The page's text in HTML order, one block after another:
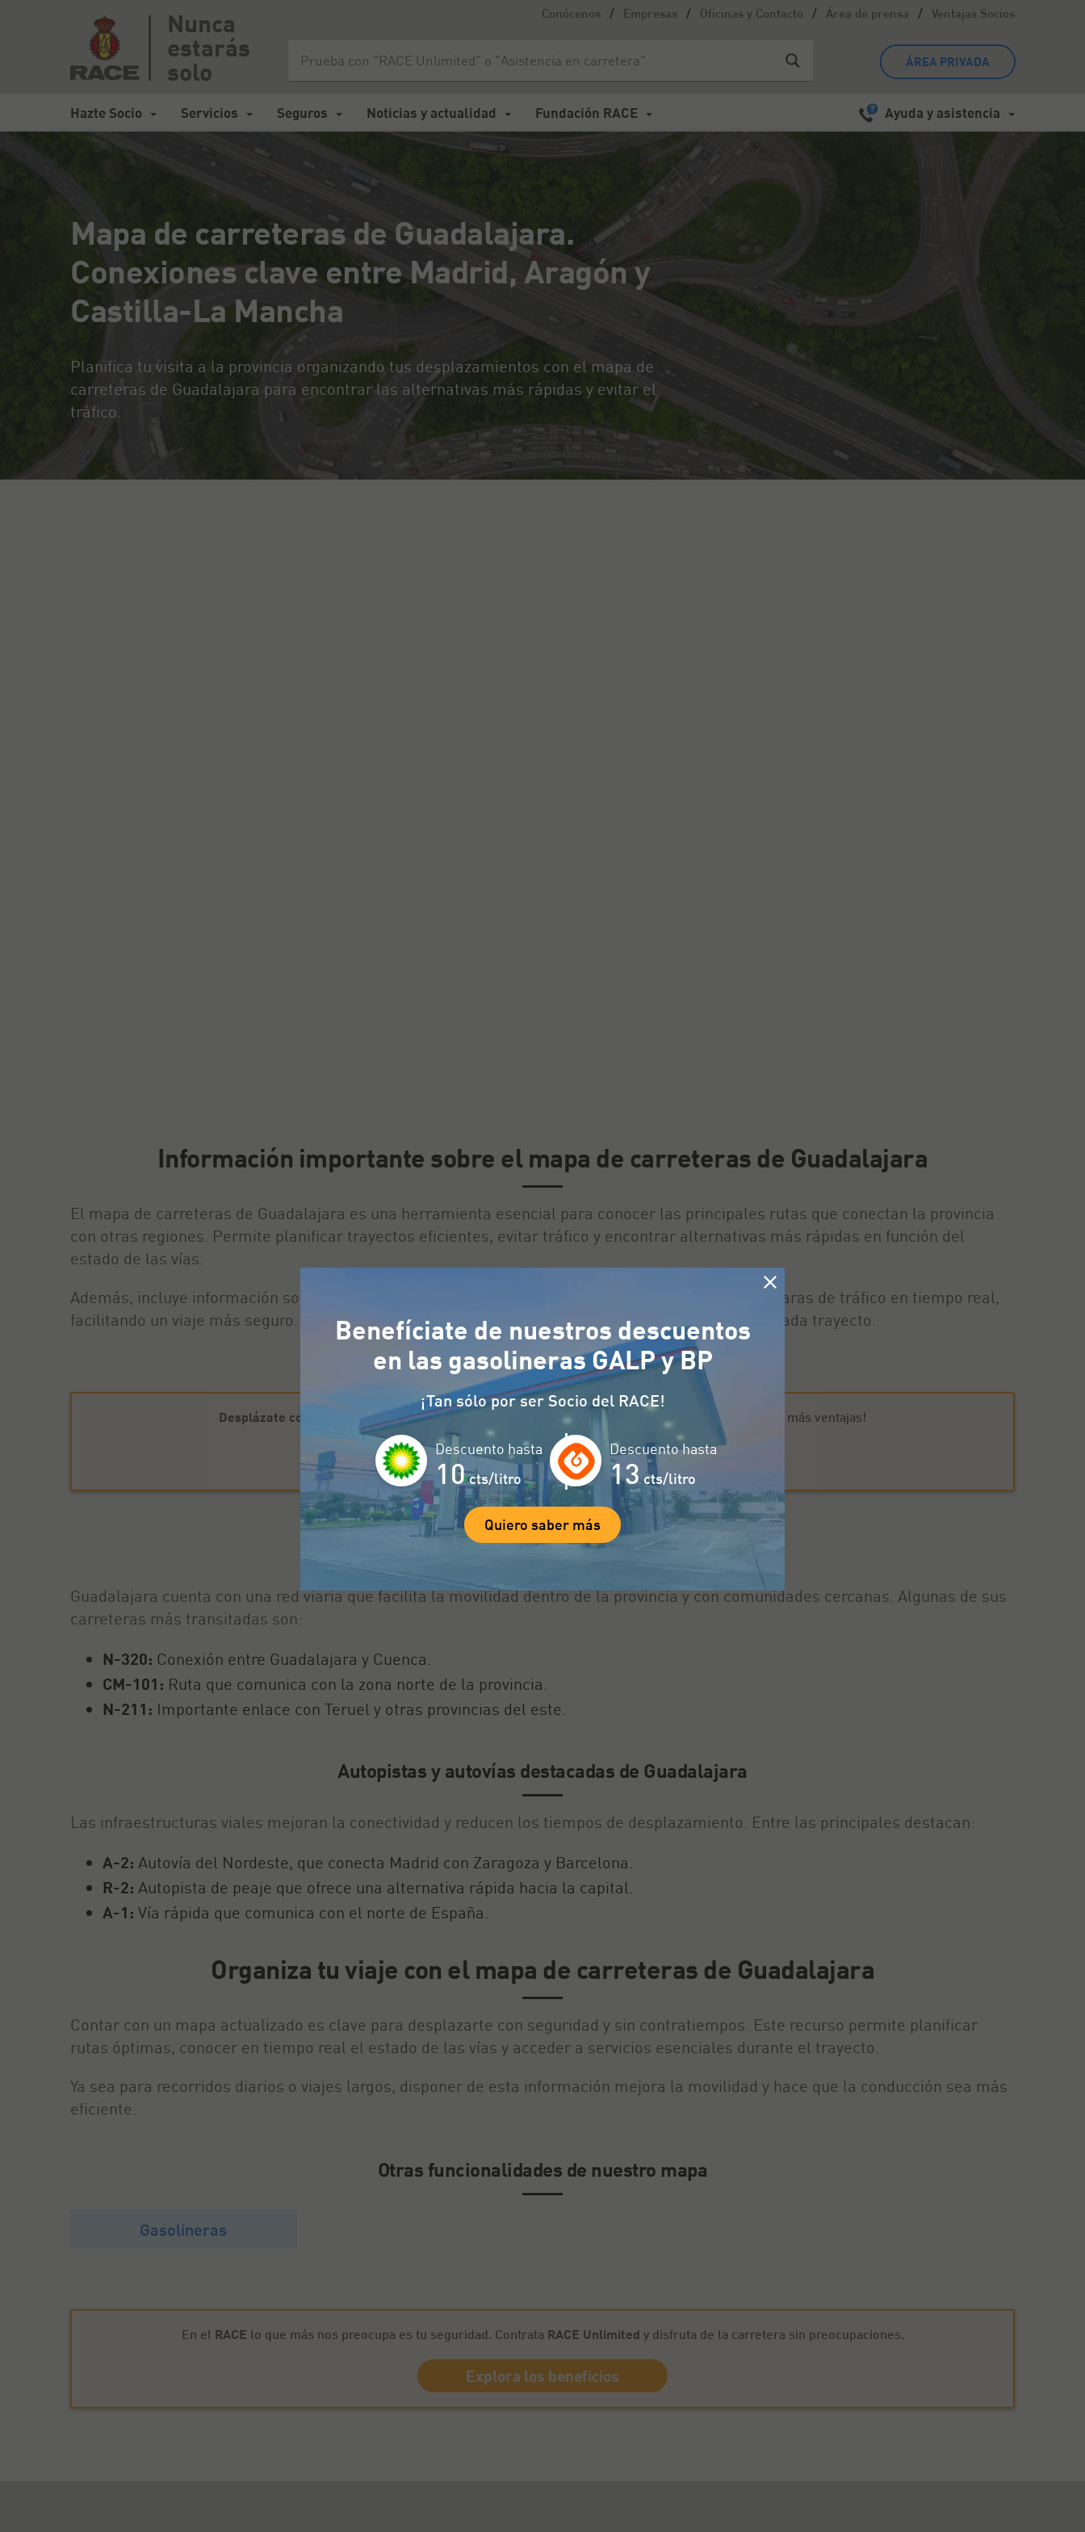
Conócenos / Empresas / Oficinas y Contacto / Área de prensa / Ventajas Socios
Nunca
estarás
solo
ÁREA PRIVADA
Hazte Socio Servicios Seguros Noticias y actualidad Fundación RACE Ayuda y asistencia
Inicio>Mapa de carreteras España >Mapa de carreteras de Guadalajara. Conexiones clave entre Madrid, Aragón y Castilla-La Mancha
Mapa de carreteras de Guadalajara.
Conexiones clave entre Madrid, Aragón y
Castilla-La Mancha
Planifica tu visita a la provincia organizando tus desplazamientos con el mapa de
carreteras de Guadalajara para encontrar las alternativas más rápidas y evitar el
tráfico.
Información importante sobre el mapa de carreteras de Guadalajara
El mapa de carreteras de Guadalajara es una herramienta esencial para conocer las principales rutas que conectan la provincia
con otras regiones. Permite planificar trayectos eficientes, evitar tráfico y encontrar alternativas más rápidas en función del
estado de las vías.
Además, incluye información sobre gasolineras, puntos de recarga para vehículos eléctricos y cámaras de tráfico en tiempo real,
facilitando un viaje más seguro. También proporciona alertas sobre cortes y desvíos, optimizando cada trayecto.
Desplázate con tranquilidad , por ser Socio del RACE tendrás la mejor asistencia en carretera ¡Y más ventajas!
¡Quiero saber más!
Red de carreteras de la provincia de Guadalajara
Guadalajara cuenta con una red viaria que facilita la movilidad dentro de la provincia y con comunidades cercanas. Algunas de sus
carreteras más transitadas son:
N-320: Conexión entre Guadalajara y Cuenca.
CM-101: Ruta que comunica con la zona norte de la provincia.
N-211: Importante enlace con Teruel y otras provincias del este.
Autopistas y autovías destacadas de Guadalajara
Las infraestructuras viales mejoran la conectividad y reducen los tiempos de desplazamiento. Entre las principales destacan:
A-2: Autovía del Nordeste, que conecta Madrid con Zaragoza y Barcelona.
R-2: Autopista de peaje que ofrece una alternativa rápida hacia la capital.
A-1: Vía rápida que comunica con el norte de España.
Organiza tu viaje con el mapa de carreteras de Guadalajara
Contar con un mapa actualizado es clave para desplazarte con seguridad y sin contratiempos. Este recurso permite planificar
rutas óptimas, conocer en tiempo real el estado de las vías y acceder a servicios esenciales durante el trayecto.
Ya sea para recorridos diarios o viajes largos, disponer de esta información mejora la movilidad y hace que la conducción sea más
eficiente.
Otras funcionalidades de nuestro mapa
Gasolineras
En el RACE lo que más nos preocupa es tu seguridad. Contrata RACE Unlimited y disfruta de la carretera sin preocupaciones.
Explora los beneficios
Benefíciate de nuestros descuentos
en las gasolineras GALP y BP
¡Tan sólo por ser Socio del RACE!
Descuento hasta
10cts/litro
Descuento hasta
13cts/litro
Quiero saber más